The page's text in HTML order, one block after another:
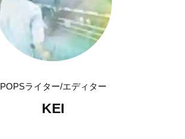
POPSライター/エディター
KEI